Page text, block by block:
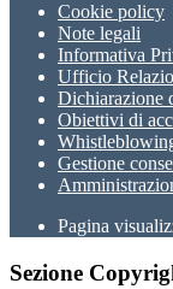
Cookie policy
Note legali
Informativa
Ufficio
Dichiarazione
Obiettivi di
Gestione
Pagina
Sezione